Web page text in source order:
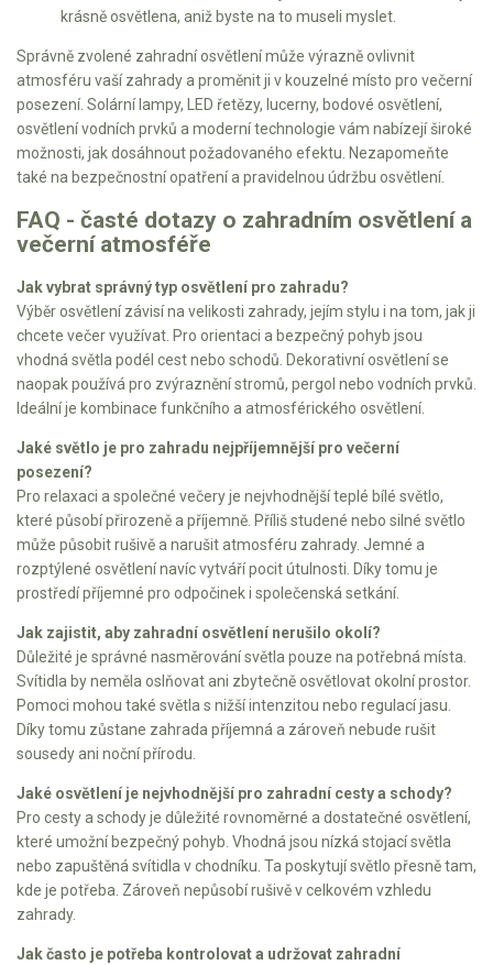
krásně osvětlena, aniž byste na to museli myslet.
Správně zvolené zahradní osvětlení může výrazně ovlivnit
atmosféru vaší zahrady a proměnit ji v kouzelné místo pro večerní
posezení. Solární lampy, LED řetězy, lucerny, bodové osvětlení,
osvětlení vodních prvků a moderní technologie vám nabízejí široké
možnosti, jak dosáhnout požadovaného efektu. Nezapomeňte
také na bezpečnostní opatření a pravidelnou údržbu osvětlení.
FAQ - časté dotazy o zahradním osvětlení a
večerní atmosféře
Jak vybrat správný typ osvětlení pro zahradu?
Výběr osvětlení závisí na velikosti zahrady, jejím stylu i na tom, jak ji
chcete večer využívat. Pro orientaci a bezpečný pohyb jsou
vhodná světla podél cest nebo schodů. Dekorativní osvětlení se
naopak používá pro zvýraznění stromů, pergol nebo vodních prvků.
Ideální je kombinace funkčního a atmosférického osvětlení.
Jaké světlo je pro zahradu nejpříjemnější pro večerní
posezení?
Pro relaxaci a společné večery je nejvhodnější teplé bílé světlo,
které působí přirozeně a příjemně. Příliš studené nebo silné světlo
může působit rušivě a narušit atmosféru zahrady. Jemné a
rozptýlené osvětlení navíc vytváří pocit útulnosti. Díky tomu je
prostředí příjemné pro odpočinek i společenská setkání.
Jak zajistit, aby zahradní osvětlení nerušilo okolí?
Důležité je správné nasměrování světla pouze na potřebná místa.
Svítidla by neměla oslňovat ani zbytečně osvětlovat okolní prostor.
Pomoci mohou také světla s nižší intenzitou nebo regulací jasu.
Díky tomu zůstane zahrada příjemná a zároveň nebude rušit
sousedy ani noční přírodu.
Jaké osvětlení je nejvhodnější pro zahradní cesty a schody?
Pro cesty a schody je důležité rovnoměrné a dostatečné osvětlení,
které umožní bezpečný pohyb. Vhodná jsou nízká stojací světla
nebo zapuštěná svítidla v chodníku. Ta poskytují světlo přesně tam,
kde je potřeba. Zároveň nepůsobí rušivě v celkovém vzhledu
zahrady.
Jak často je potřeba kontrolovat a udržovat zahradní